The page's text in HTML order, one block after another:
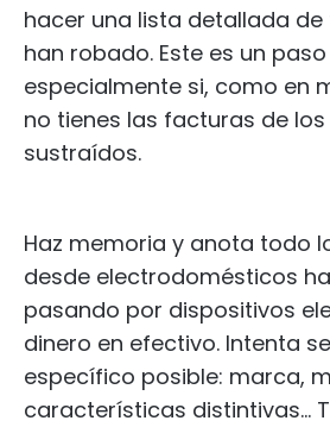
hacer una lista detallada
han robado. Este es un
especialmente si, como en
no tienes las facturas de
sustraídos.
Haz memoria y anota todo
desde electrodomésticos
pasando por dispositivos
dinero en efectivo. Intenta
específico posible: marca,
características distintivas...